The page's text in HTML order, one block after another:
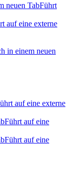
neuen TabFührt
auf eine externe
in einem neuen
auf eine externe
Führt auf eine
Führt auf eine